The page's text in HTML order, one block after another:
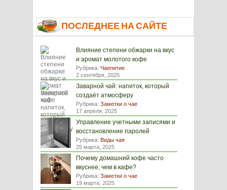
ПОСЛЕДНЕЕ НА САЙТЕ
Влияние степени обжарки на вкус
и аромат молотого кофе
Рубрика: Чаепитие
2 сентября, 2025
Заварной чай: напиток, который
создаёт атмосферу
Рубрика: Заметки о чае
17 апреля, 2025
Управление учетными записями и
восстановление паролей
Рубрика: Виды чая
25 марта, 2025
Почему домашний кофе часто
вкуснее, чем в кафе?
Рубрика: Заметки о чае
19 марта, 2025